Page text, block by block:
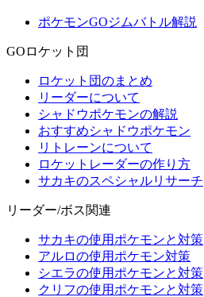
ポケモンGOジムバトル解説
GOロケット団
ロケット団のまとめ
リーダーについて
シャドウポケモンの解説
おすすめシャドウポケモン
リトレーンについて
ロケットレーダーの作り方
サカキのスペシャルリサーチ
リーダー/ボス関連
サカキの使用ポケモンと対策
アルロの使用ポケモン対策
シエラの使用ポケモンと対策
クリフの使用ポケモンと対策